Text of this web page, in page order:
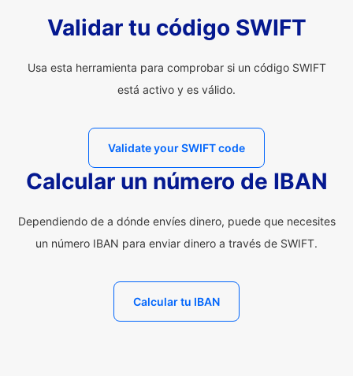
Validar tu código SWIFT
Usa esta herramienta para comprobar si un código SWIFT
está activo y es válido.
Validate your SWIFT code
Calcular un número de IBAN
Dependiendo de a dónde envíes dinero, puede que necesites
un número IBAN para enviar dinero a través de SWIFT.
Calcular tu IBAN